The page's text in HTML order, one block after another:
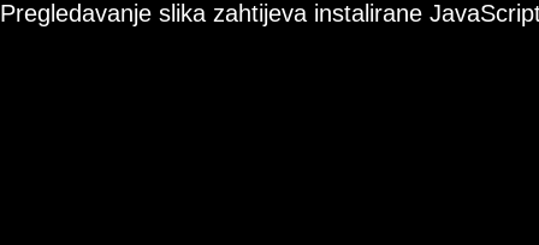
Pregledavanje slika zahtijeva instalirane